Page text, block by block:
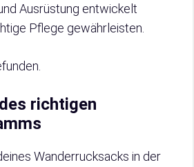
Ausrüstung entwickelt
Pflege gewährleisten.
richtigen
Wanderrucksacks in der